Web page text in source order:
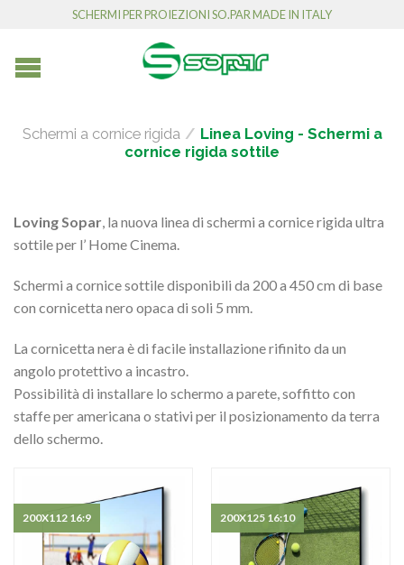
SCHERMI PER PROIEZIONI SO.PAR MADE IN ITALY
Schermi a cornice rigida / Linea Loving - Schermi a
cornice rigida sottile
Loving Sopar, la nuova linea di schermi a cornice rigida ultra
sottile per l’ Home Cinema.
Schermi a cornice sottile disponibili da 200 a 450 cm di base
con cornicetta nero opaca di soli 5 mm.
La cornicetta nera è di facile installazione rifinito da un
angolo protettivo a incastro.
Possibilità di installare lo schermo a parete, soffitto con
staffe per americana o stativi per il posizionamento da terra
dello schermo.
200X112 16:9 200X125 16:10